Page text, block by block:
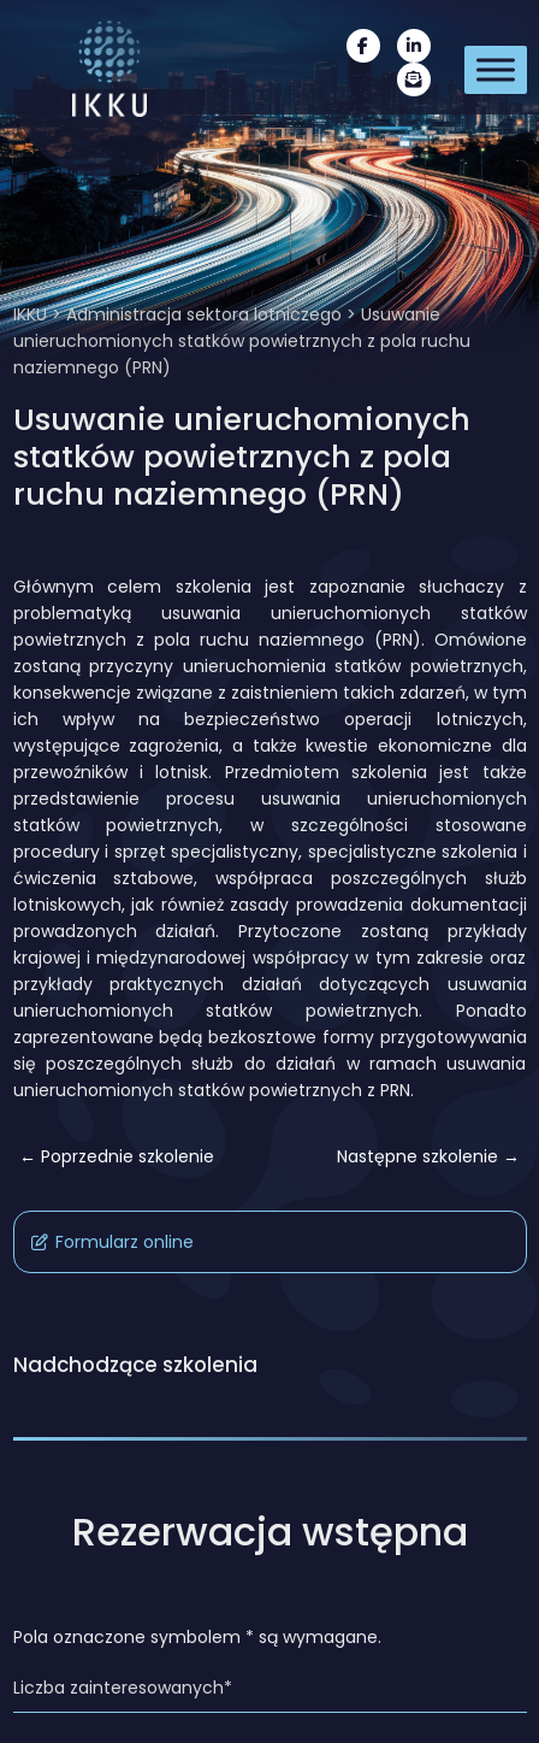
IKKU>Administracja sektora lotniczego>Usuwanie
unieruchomionych statków powietrznych z pola ruchu
naziemnego (PRN)
Usuwanie unieruchomionych
statków powietrznych z pola
ruchu naziemnego (PRN)
Głównym celem szkolenia jest zapoznanie słuchaczy z
problematyką usuwania unieruchomionych statków
powietrznych z pola ruchu naziemnego (PRN). Omówione
zostaną przyczyny unieruchomienia statków powietrznych,
konsekwencje związane z zaistnieniem takich zdarzeń, w tym
ich wpływ na bezpieczeństwo operacji lotniczych,
występujące zagrożenia, a także kwestie ekonomiczne dla
przewoźników i lotnisk. Przedmiotem szkolenia jest także
przedstawienie procesu usuwania unieruchomionych
statków powietrznych, w szczególności stosowane
procedury i sprzęt specjalistyczny, specjalistyczne szkolenia i
ćwiczenia sztabowe, współpraca poszczególnych służb
lotniskowych, jak również zasady prowadzenia dokumentacji
prowadzonych działań. Przytoczone zostaną przykłady
krajowej i międzynarodowej współpracy w tym zakresie oraz
przykłady praktycznych działań dotyczących usuwania
unieruchomionych statków powietrznych. Ponadto
zaprezentowane będą bezkosztowe formy przygotowywania
się poszczególnych służb do działań w ramach usuwania
unieruchomionych statków powietrznych z PRN.
← Poprzednie szkolenie Następne szkolenie →
Formularz online
Nadchodzące szkolenia
Rezerwacja wstępna
Pola oznaczone symbolem * są wymagane.